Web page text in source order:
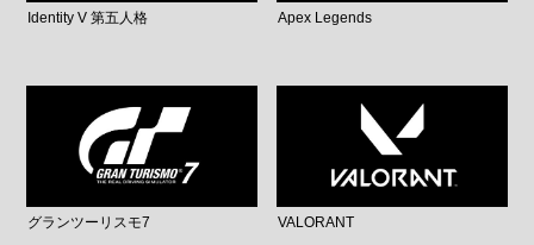
Identity V 第五人格 Apex Legends
グランツーリスモ7 VALORANT